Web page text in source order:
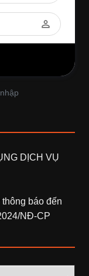
perm_identity
DỊCH VỤ
báo đến
NĐ-CP